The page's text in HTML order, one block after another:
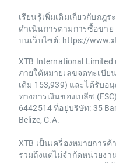
เรียนรู้เพิ่มเติมเกี่ยวกับกฎ
ดำเนินการตามการซื้อขาย
บนเว็บไซต์: https://
XTB International
ภายใต้หมายเลขจดทะเบีย
เดิม 153,939) และได้รับ
ทางการเงินของเบลีซ
6442514 ที่อยู่บริษัท: 35
Belize, C.A.
XTB เป็นเครื่องหมายการค้
รวมถึงแต่ไม่จำกัดหน่วยงา